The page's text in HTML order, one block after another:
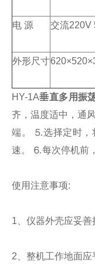
电 源 交流220V
外形尺寸
HY-1A垂直多用振
齐，温度适中，通
端。 ⒌选择定时，
速。
⒍每次停机前
使用注意事项:
1、仪器外壳应妥
2、整机工作地面应